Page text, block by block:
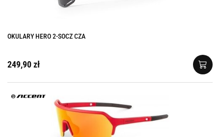
OKULARY HERO 2-SOCZ CZA
249,90 zł